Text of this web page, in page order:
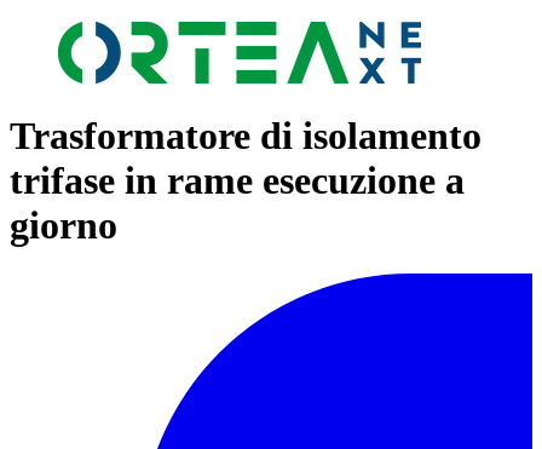
Trasformatore di isolamento
trifase in rame esecuzione a
giorno